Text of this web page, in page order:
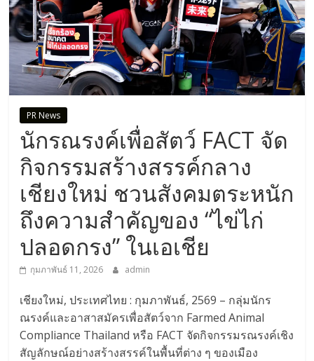
PR News
นักรณรงค์เพื่อสัตว์ FACT จัด
กิจกรรมสร้างสรรค์กลาง
เชียงใหม่ ชวนสังคมตระหนัก
ถึงความสำคัญของ “ไข่ไก่
ปลอดกรง” ในเอเชีย
กุมภาพันธ์ 11, 2026 admin
เชียงใหม่, ประเทศไทย : กุมภาพันธ์, 2569 – กลุ่มนักร
ณรงค์และอาสาสมัครเพื่อสัตว์จาก Farmed Animal
Compliance Thailand หรือ FACT จัดกิจกรรมรณรงค์เชิง
สัญลักษณ์อย่างสร้างสรรค์ในพื้นที่ต่าง ๆ ของเมือง